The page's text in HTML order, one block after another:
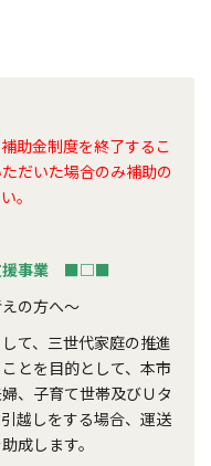
助金制度を終了するこ
だいた場合のみ補助の
。
援事業 ■□■
の方へ～
て、三世代家庭の推進
とを目的として、本市
、子育て世帯及びＵタ
越しをする場合、運送
成します。